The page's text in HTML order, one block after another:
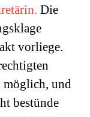
Die
vorliege.
möglich, und
bestünde